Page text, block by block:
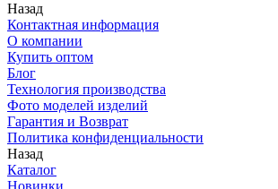
Назад
Контактная информация
О компании
Купить оптом
Блог
Технология производства
Фото моделей изделий
Гарантия и Возврат
Политика конфиденциальности
Назад
Каталог